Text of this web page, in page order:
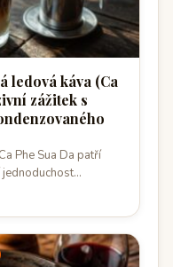
ledová káva (Ca
zážitek s
Phe Sua Da patří
jednoduchost